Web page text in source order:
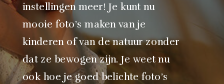
instellingen meer! Je kunt nu
mooie foto’s maken van je
kinderen of van de natuur zonder
dat ze bewogen zijn. Je weet nu
ook hoe je goed belichte foto’s